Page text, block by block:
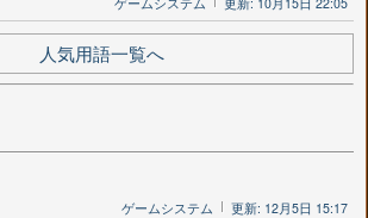
人気用語一覧へ
ゲームシステム 更新: 12月5日 15:17